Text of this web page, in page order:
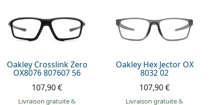
Oakley Crosslink Zero
OX8076 807607 56
107,90 €
Livraison gratuite&
Oakley Hex Jector OX
8032 02
107,90 €
Livraison gratuite&